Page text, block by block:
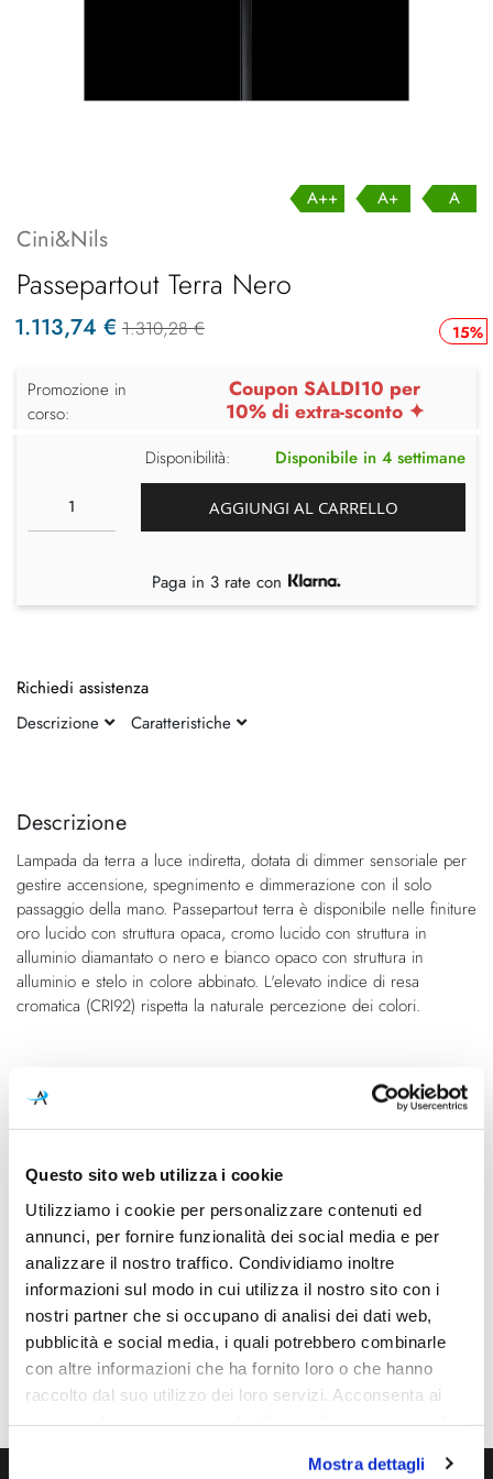
Questo sito web utilizza i cookie
Utilizziamo i cookie per personalizzare contenuti ed
annunci, per fornire funzionalità dei social media e per
analizzare il nostro traffico. Condividiamo inoltre
informazioni sul modo in cui utilizza il nostro sito con i
nostri partner che si occupano di analisi dei dati web,
pubblicità e social media, i quali potrebbero combinarle
con altre informazioni che ha fornito loro o che hanno
raccolto dal suo utilizzo dei loro servizi. Acconsenta ai
Mostra dettagli
fine
galleria
di
immagini
della
di
immagini
Descrizione
Lampada da terra a luce indiretta, dotata di dimmer sensoriale per
gestire accensione, spegnimento e dimmerazione con il solo
passaggio della mano. Passepartout terra è disponibile nelle finiture
oro lucido con struttura opaca, cromo lucido con struttura in
alluminio diamantato o nero e bianco opaco con struttura in
alluminio e stelo in colore abbinato. L'elevato indice di resa
cromatica (CRI92) rispetta la naturale percezione dei colori.
Caratteristiche
Dimensioni
Ø 250mm - H 1850mm
Led integrato
Potenza e attacco
35W - 2800K - 4000Lm -
CRI92
Dimmerazione
inclusa
Classe energetica
A++, A+, A
Ean
8056649036063
A++ A+ A
Cini&Nils
Passepartout Terra Nero
15%
1.113,74 € 1.310,28 €
Promozione in
corso:
Coupon SALDI10 per
10% di extra-sconto ✦
Disponibilità: Disponibile in 4 settimane
AGGIUNGI AL CARRELLO
Paga in 3 rate con
Richiedi assistenza
Descrizione
Caratteristiche